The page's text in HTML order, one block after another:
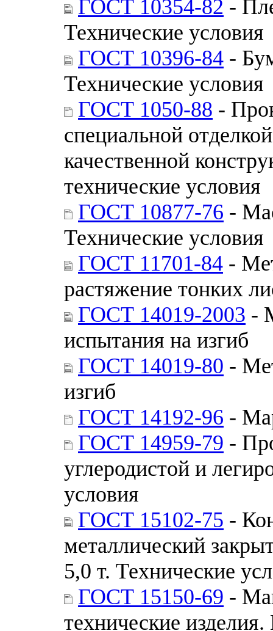
ГОСТ 10354-82 -
Технические условия
ГОСТ 10396-84 -
Технические условия
ГОСТ 1050-88 -
специальной
качественной
технические условия
ГОСТ 10877-76 -
Технические условия
ГОСТ 11701-84 -
растяжение тонких
ГОСТ 14019-2003 -
испытания на изгиб
ГОСТ 14019-80 -
изгиб
ГОСТ 14192-96 -
ГОСТ 14959-79 -
углеродистой и
условия
ГОСТ 15102-75 -
металлический
5,0 т. Технические
ГОСТ 15150-69 -
технические